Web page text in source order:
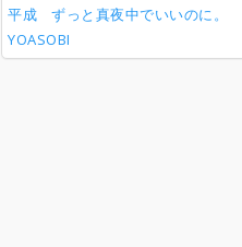
平成
ずっと真夜中でいいのに。
YOASOBI